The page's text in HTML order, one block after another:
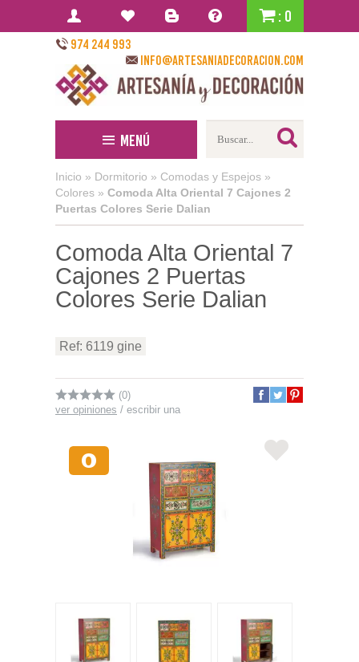
: 0
974 244 993
info@artesaniadecoracion.com
Menú
Inicio » Dormitorio » Comodas y Espejos »
Colores » Comoda Alta Oriental 7 Cajones 2
Puertas Colores Serie Dalian
Comoda Alta Oriental 7
Cajones 2 Puertas
Colores Serie Dalian
Ref: 6119 gine
(0)
ver opiniones / escribir una